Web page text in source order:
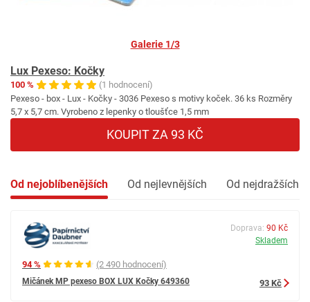
Galerie 1/3
Lux Pexeso: Kočky
100 %
(1 hodnocení)
Pexeso - box - Lux - Kočky - 3036 Pexeso s motivy koček. 36 ks Rozměry
5,7 x 5,7 cm. Vyrobeno z lepenky o tloušťce 1,5 mm
KOUPIT ZA 93 KČ
Od nejoblíbenějších Od nejlevnějších Od nejdražších
94 % (2 490 hodnocení)
Mičánek MP pexeso BOX LUX Kočky 649360
Doprava: 90 Kč
Skladem
93 Kč